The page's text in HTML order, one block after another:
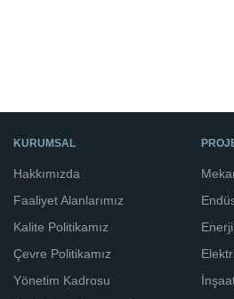
KURUMSAL
Hakkımızda
Faaliyet Alanlarımız
Kalite Politikamız
Çevre Politikamız
Yönetim Kadrosu